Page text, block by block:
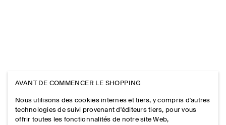
AVANT DE COMMENCER LE SHOPPING
Nous utilisons des cookies internes et tiers, y compris d'autres
technologies de suivi provenant d'éditeurs tiers, pour vous
offrir toutes les fonctionnalités de notre site Web,